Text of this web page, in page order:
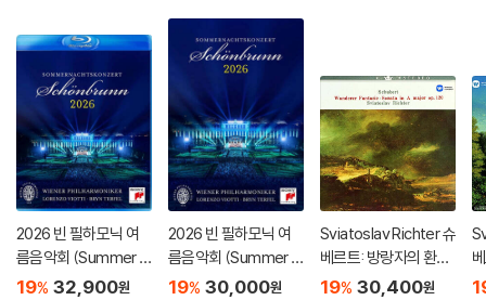
2026 빈 필하모닉 여
름음악회 (Summer Ni
ght Concert 2026)
19% 32,900원
2026 빈 필하모닉 여
름음악회 (Summer Ni
ght Concert 2026)
19% 30,000원
Sviatoslav Richter 슈
베르트: 방랑자의 환상
곡 (Schubert: Wand
19% 30,400원
'